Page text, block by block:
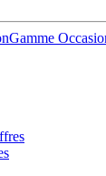
Gamme